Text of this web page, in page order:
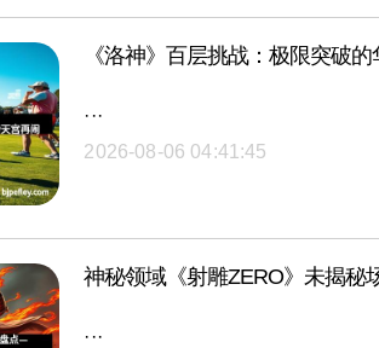
《洛神》百层挑战：极限突破
···
2026-08-06 04:41:45
神秘领域《射雕ZERO》未揭
···